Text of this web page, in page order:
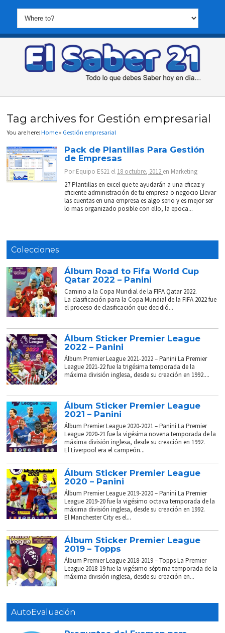
Tag archives for Gestión empresarial
You are here:Home » Gestión empresarial
Pack de Plantillas Para Gestión
de Empresas
PorEquipo ES21 el 18 octubre, 2012 en Marketing
27 Plantillas en excel que te ayudarán a una eficaz y
eficiente administración de tu empresa o negocio Llevar
las cuentas en una empresa es algo serio y es mejor ser
lo mas organizado posible con ello, la epoca...
Colecciones
Álbum Road to Fifa World Cup
Qatar 2022 – Panini
Camino a la Copa Mundial de la FIFA Qatar 2022.
La clasificación para la Copa Mundial de la FIFA 2022 fue
el proceso de clasificación que decidió...
Álbum Sticker Premier League
2022 – Panini
Álbum Premier League 2021-2022 – Panini La Premier
League 2021-22 fue la trigésima temporada de la
máxima división inglesa, desde su creación en 1992....
Álbum Sticker Premier League
2021 – Panini
Álbum Premier League 2020-2021 – Panini La Premier
League 2020-21 fue la vigésima novena temporada de la
máxima división inglesa, desde su creación en 1992.
El Liverpool era el campeón...
Álbum Sticker Premier League
2020 – Panini
Álbum Premier League 2019-2020 – Panini La Premier
League 2019-20 fue la vigésimo octava temporada de la
máxima división inglesa, desde su creación en 1992.
El Manchester City es el...
Álbum Sticker Premier League
2019 – Topps
Álbum Premier League 2018-2019 – Topps La Premier
League 2018-19 fue la vigésimo séptima temporada de la
máxima división inglesa, desde su creación en...
AutoEvaluación